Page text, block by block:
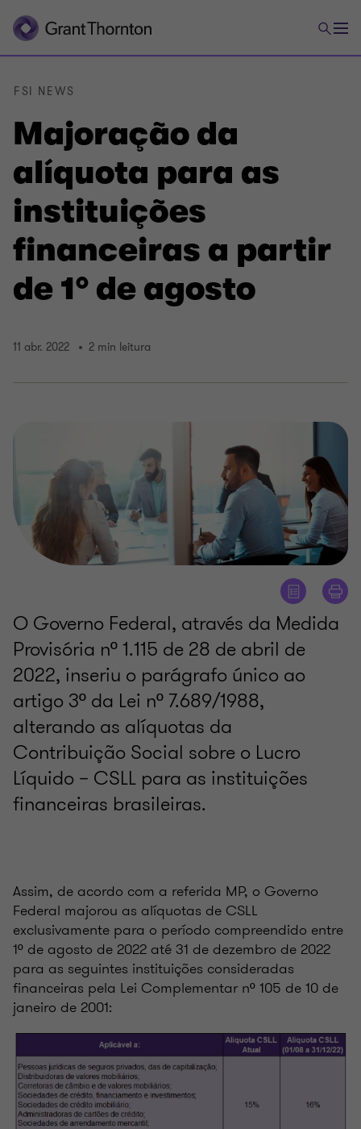
Majoração da
alíquota para as
instituições
financeiras a partir
de 1° de agosto
FSI NEWS
11 abr. 2022 2 min leitura
O Governo Federal, através da Medida
Provisória nº 1.115 de 28 de abril de
2022, inseriu o parágrafo único ao
artigo 3º da Lei nº 7.689/1988,
alterando as alíquotas da
Contribuição Social sobre o Lucro
Líquido – CSLL para as instituições
financeiras brasileiras.
Assim, de acordo com a referida MP, o Governo
Federal majorou as alíquotas de CSLL
exclusivamente para o período compreendido entre
1º de agosto de 2022 até 31 de dezembro de 2022
para as seguintes instituições consideradas
financeiras pela Lei Complementar nº 105 de 10 de
janeiro de 2001: